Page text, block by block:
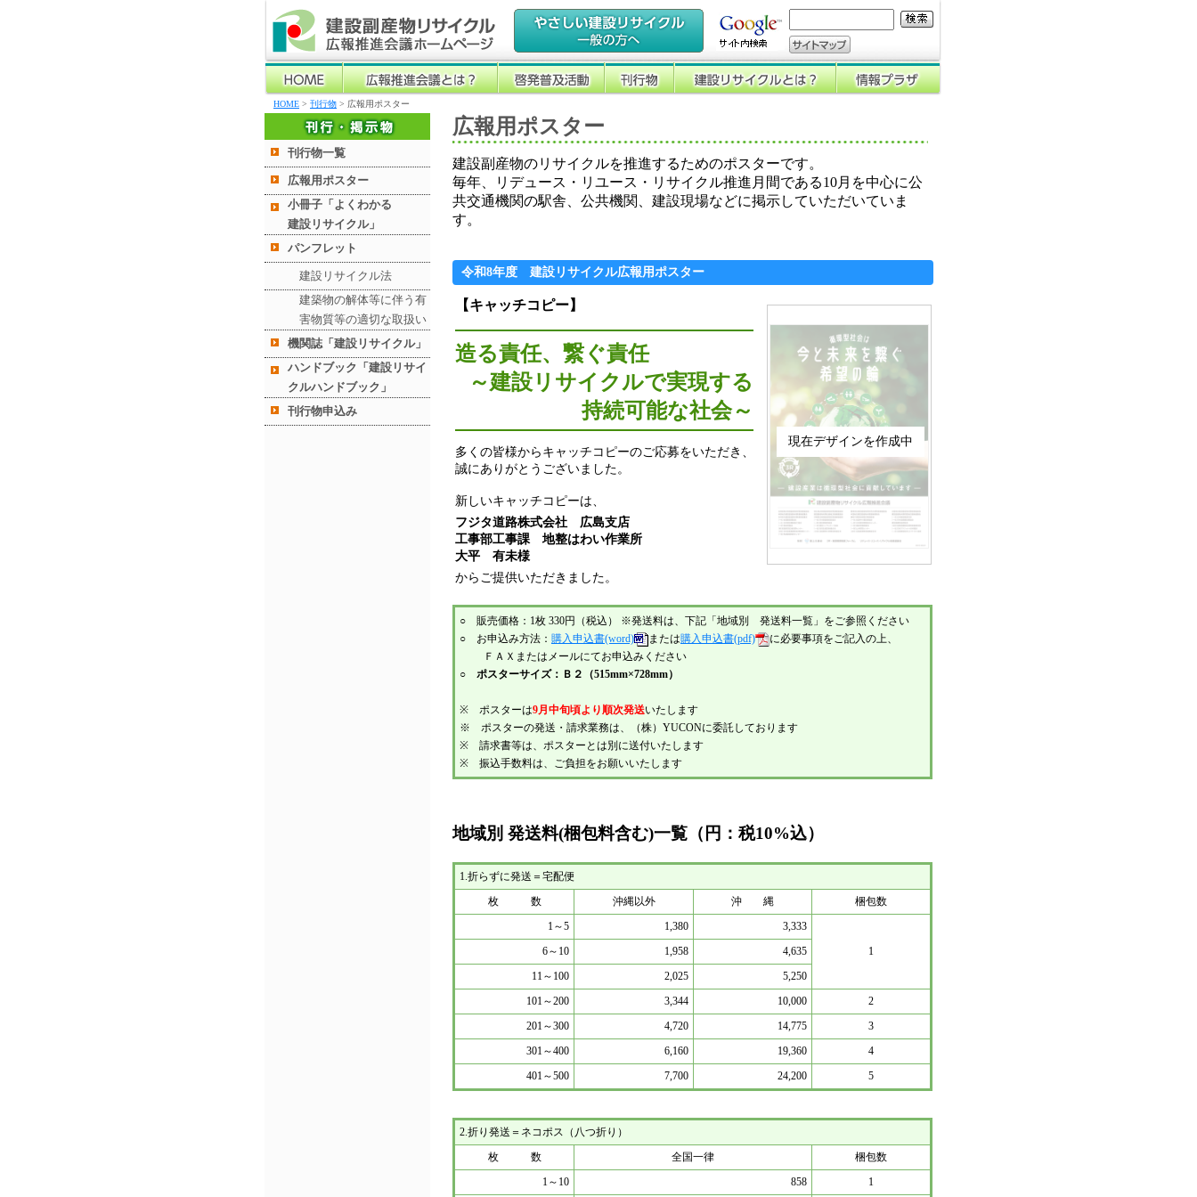
HOME > 刊行物 > 広報用ポスター
刊行物一覧
広報用ポスター
小冊子「よくわかる
建設リサイクル」
パンフレット
建設リサイクル法
建築物の解体等に伴う有
害物質等の適切な取扱い
機関誌「建設リサイクル」
ハンドブック「建設リサイ
クルハンドブック」
刊行物申込み
広報用ポスター
建設副産物のリサイクルを推進するためのポスターです。
毎年、リデュース・リユース・リサイクル推進月間である10月を中心に公
共交通機関の駅舎、公共機関、建設現場などに掲示していただいていま
す。
令和8年度 建設リサイクル広報用ポスター
【キャッチコピー】
造る責任、繋ぐ責任
～建設リサイクルで実現する
持続可能な社会～
多くの皆様からキャッチコピーのご応募をいただき、
誠にありがとうございました。
新しいキャッチコピーは、
フジタ道路株式会社 広島支店
工事部工事課 地整はわい作業所
大平 有未様
からご提供いただきました。
現在デザインを作成中
○ 販売価格：1枚 330円（税込） ※発送料は、下記「地域別 発送料一覧」をご参照ください
○ お申込み方法： 購入申込書(word) または購入申込書(pdf)
に必要事項をご記入の上、
ＦＡＸまたはメールにてお申込みください
○ ポスターサイズ：Ｂ２（515mm×728mm）
※ ポスターは9月中旬頃より順次発送いたします
※ ポスターの発送・請求業務は、（株）YUCONに委託しております
※ 請求書等は、ポスターとは別に送付いたします
※ 振込手数料は、ご負担をお願いいたします
地域別 発送料(梱包料含む)一覧（円：税10%込）
1.折らずに発送＝宅配便
枚 数
沖縄以外 沖 縄
梱包数
1～5
1,380
3,333
1
6～10 1,958
4,635
11～100
2,025
5,250
101～200
3,344 10,000
2
201～300
4,720 14,775
3
301～400
6,160 19,360
4
401～500
7,700 24,200 5
2.折り発送＝ネコポス（八つ折り）
枚 数
全国一律
梱包数
1～10
858 1